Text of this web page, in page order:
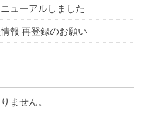
ューアルしました
報 再登録のお願い
ません。